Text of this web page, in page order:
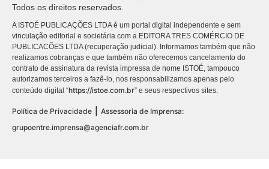
Todos os direitos reservados.
A ISTOÉ PUBLICAÇÕES LTDA é um portal digital independente e sem
vinculação editorial e societária com a EDITORA TRES COMÉRCIO DE
PUBLICACÕES LTDA (recuperação judicial). Informamos também que não
realizamos cobranças e que também não oferecemos cancelamento do
contrato de assinatura da revista impressa de nome ISTOÉ, tampouco
autorizamos terceiros a fazê-lo, nos responsabilizamos apenas pelo
conteúdo digital “https://istoe.com.br” e seus respectivos sites.
Política de Privacidade
Assessoria de Imprensa:
grupoentre.imprensa@agenciafr.com.br